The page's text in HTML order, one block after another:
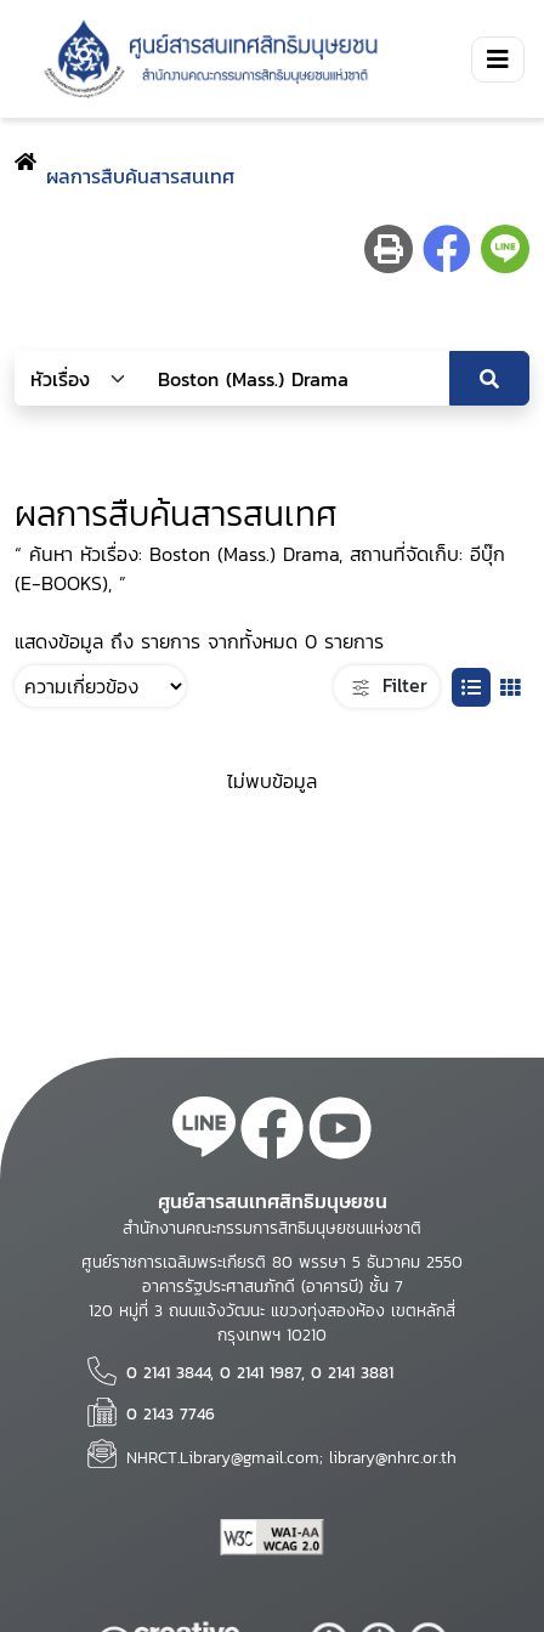
ผลการสืบค้นสารสนเทศ
ผลการสืบค้นสารสนเทศ
“ ค้นหา หัวเรื่อง: Boston (Mass.) Drama, สถานที่จัดเก็บ: อีบุ๊ก
(E-BOOKS), ”
แสดงข้อมูล ถึง รายการ จากทั้งหมด 0 รายการ
Filter
ไม่พบข้อมูล
ศูนย์สารสนเทศสิทธิมนุษยชน
สำนักงานคณะกรรมการสิทธิมนุษยชนแห่งชาติ
ศูนย์ราชการเฉลิมพระเกียรติ 80 พรรษา 5 ธันวาคม 2550
อาคารรัฐประศาสนภักดี (อาคารบี) ชั้น 7
120 หมู่ที่ 3 ถนนแจ้งวัฒนะ แขวงทุ่งสองห้อง เขตหลักสี่
กรุงเทพฯ 10210
0 2141 3844, 0 2141 1987, 0 2141 3881
0 2143 7746
NHRCT.Library@gmail.com; library@nhrc.or.th